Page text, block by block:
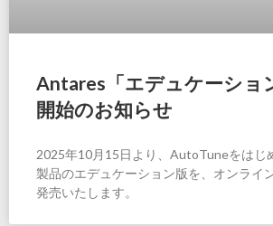
Antares「エデュケーショ
開始のお知らせ
2025年10月15日より、AutoTuneをはじ
製品のエデュケーション版を、オンライ
発売いたします。